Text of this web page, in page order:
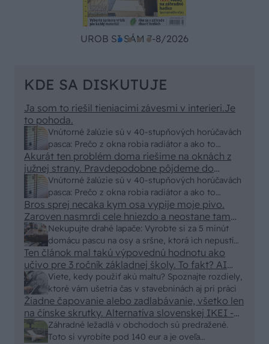
UROB SI SÁM 7-8/2026
KDE SA DISKUTUJE
Vnútorné žalúzie sú v 40-stupňových horúčavách
pasca: Prečo z okna robia radiátor a ako to
vyriešiť za pár eur?
Ja som to riešil tieniacimi závesmi v interieri.Je
to pohoda.
Vnútorné žalúzie sú v 40-stupňových horúčavách
pasca: Prečo z okna robia radiátor a ako to
vyriešiť za pár eur?
Akurát ten problém doma riešime na oknách z
južnej strany. Pravdepodobne pôjdeme do
vonkajšieho tienenia na spôsob markízy
250x150cm. Čínsky predajcovia idú okolo 100
eur kus.
Nekupujte drahé lapače: Vyrobte si za 5 minút
domácu pascu na osy a sršne, ktorá ich nepustí
von
Bros sprej necaka kym osa vypije moje pivo.
Zaroven nasmrdi cele hniezdo a neostane tam
nic zive. Vasa pasca naucinke moc efektivne.
Skor pritiahne slimaky
Viete, kedy použiť akú maltu? Spoznajte rozdiely,
ktoré vám ušetria čas v stavebninách aj pri práci
Ten článok mal takú výpovednú hodnotu ako
učivo pre 3 ročník základnej školy. To fakt? AI
alebo nejaka kniha z VŠ? Dnešné rychlotvrdnuce
malty - pevnosť 40 Mpa a doba schnutia tak 15
minut , k tomu vodotesné s kryštálikou. A rozdiel
- schnutie a zretie. Nič?
Záhradné ležadlá v obchodoch sú predražené.
Toto si vyrobíte pod 140 eur a je oveľa
Žiadne čapovanie alebo zadlabávanie, všetko len
na čínske skrutky. Alternatíva slovenskej IKEI -
čo sa týka pevnosti. Autor si nedal veľa námahy s
remeselným spracovaním, škoda. No lepšie než